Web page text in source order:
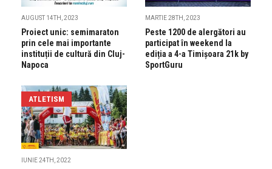
AUGUST 14TH, 2023
Proiect unic: semimaraton
prin cele mai importante
instituții de cultură din Cluj-
Napoca
MARTIE 28TH, 2023
Peste 1200 de alergători au
participat în weekend la
ediția a 4-a Timișoara 21k by
SportGuru
ATLETISM
IUNIE 24TH, 2022